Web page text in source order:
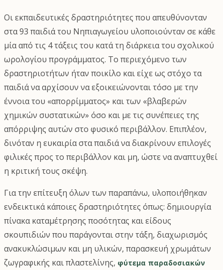
Οι εκπαιδευτικές δραστηριότητες που απευθύνονταν
στα 93 παιδιά του Νηπιαγωγείου υλοποιούνταν σε κάθε
μία από τις 4 τάξεις του κατά τη διάρκεια του σχολικού
ωρολογίου προγράμματος. Το περιεχόμενο των
δραστηριοτήτων ήταν ποικίλο και είχε ως στόχο τα
παιδιά να αρχίσουν να εξοικειώνονται τόσο με την
έννοια του «απορρίμματος» και των «βλαβερών
χημικών συστατικών» όσο και με τις συνέπειες της
απόρριψης αυτών στο φυσικό περιβάλλον. Επιπλέον,
δινόταν η ευκαιρία στα παιδιά να διακρίνουν επιλογές
φιλικές προς το περιβάλλον και μη, ώστε να αναπτυχθεί
η κριτική τους σκέψη.
Για την επίτευξη όλων των παραπάνω, υλοποιήθηκαν
ενδεικτικά κάποιες δραστηριότητες όπως: δημιουργία
πίνακα καταμέτρησης ποσότητας και είδους
σκουπιδιών που παράγονται στην τάξη, διαχωρισμός
ανακυκλώσιμων και μη υλικών, παρασκευή χρωμάτων
ζωγραφικής και πλαστελίνης, φύτεμα παραδοσιακών